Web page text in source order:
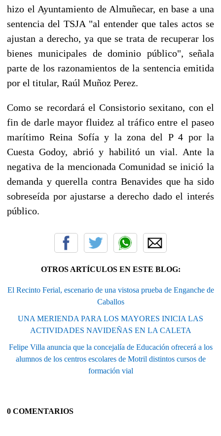
hizo el Ayuntamiento de Almuñecar, en base a una
sentencia del TSJA "al entender que tales actos se
ajustan a derecho, ya que se trata de recuperar los
bienes municipales de dominio público", señala
parte de los razonamientos de la sentencia emitida
por el titular, Raúl Muñoz Perez.
Como se recordará el Consistorio sexitano, con el
fin de darle mayor fluidez al tráfico entre el paseo
marítimo Reina Sofía y la zona del P 4 por la
Cuesta Godoy, abrió y habilitó un vial. Ante la
negativa de la mencionada Comunidad se inició la
demanda y querella contra Benavides que ha sido
sobreseída por ajustarse a derecho dado el interés
público.
OTROS ARTÍCULOS EN ESTE BLOG:
El Recinto Ferial, escenario de una vistosa prueba de Enganche de
Caballos
UNA MERIENDA PARA LOS MAYORES INICIA LAS
ACTIVIDADES NAVIDEÑAS EN LA CALETA
Felipe Villa anuncia que la concejalía de Educación ofrecerá a los
alumnos de los centros escolares de Motril distintos cursos de
formación vial
0 COMENTARIOS